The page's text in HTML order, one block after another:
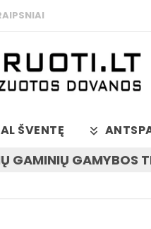
ŠVENTĘ
GAMINIŲ GAMYBOS